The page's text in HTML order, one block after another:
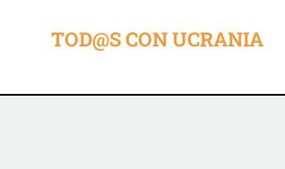
TOD@S CON UCRANIA